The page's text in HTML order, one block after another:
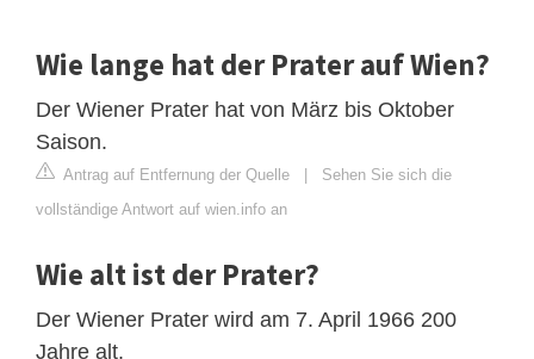
Wie lange hat der Prater auf Wien?
Der Wiener Prater hat von März bis Oktober
Saison.
Antrag auf Entfernung der Quelle
Sehen Sie sich die
vollständige Antwort auf wien.info an
Wie alt ist der Prater?
Der Wiener Prater wird am 7. April 1966 200
Jahre alt.